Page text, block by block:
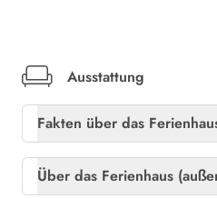
gemeinsame Zeit verbringen
geben einen schönen
die Natur, die das Ferienhaus
Wenn euch die kühlere
energiesparende Wärmepumpe
Ausstattung
Fakten über das
Gratis internet
Über das Ferienhaus